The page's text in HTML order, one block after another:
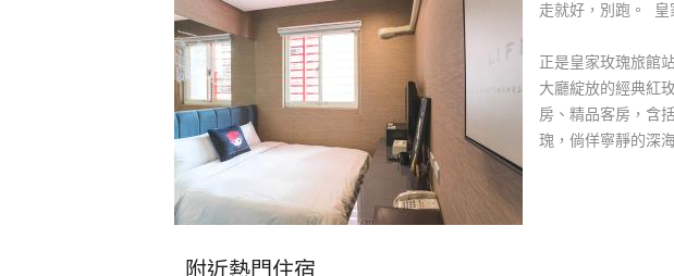
走就好，別跑。
正是皇家玫瑰旅館
大廳綻放的經典紅
房、精品客房，含
瑰，倘佯寧靜的深
附近熱門住宿